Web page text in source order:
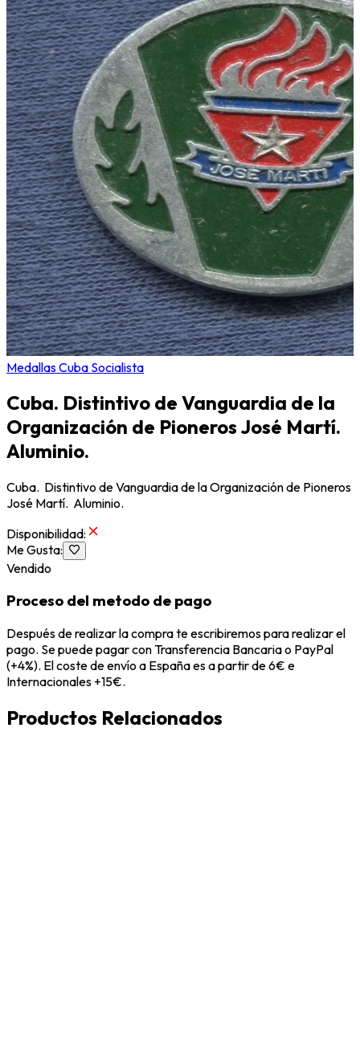
Medallas Cuba Socialista
Cuba. Distintivo de Vanguardia de la
Organización de Pioneros José Martí.
Aluminio.
Cuba. Distintivo de Vanguardia de la Organización de Pioneros
José Martí. Aluminio.
Disponibilidad:
Me Gusta:
Vendido
Proceso del metodo de pago
Después de realizar la compra te escribiremos para realizar el
pago. Se puede pagar con Transferencia Bancaria o PayPal
(+4%). El coste de envío a España es a partir de 6€ e
Internacionales +15€.
Productos Relacionados